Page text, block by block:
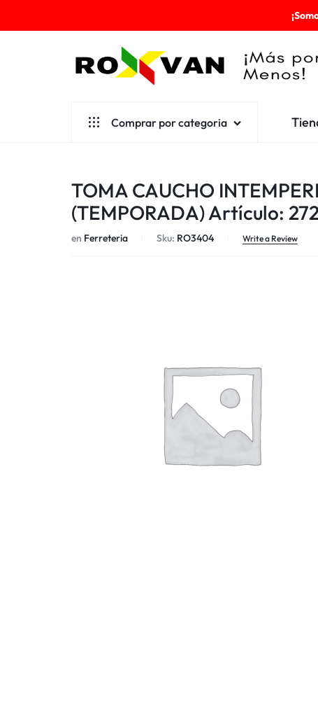
¡MÁS
MENOS!
Comprar por categoria
Cafetería
Escolares
Desechables
Todas las categorías
TOMA CAUCHO
(TEMPORADA) Artículo:
en Ferreteria Sku: RO3404 Write a Review